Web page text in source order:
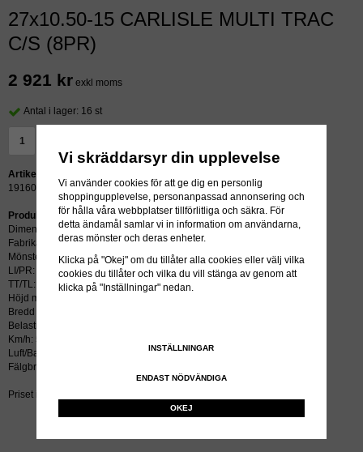
27x10.50-15 CARLISLE MULTI TRAC
C/S (8PR)
2 921 kr exkl moms
Antal i lager: 16 st
Artikelnummer:
19160
Produktbeskrivning:
Dimension: 27x10.50-15
Fabrikat: CARLISLE
Mönster: MULTI TRAC C/S
LI/PR: 8
TT/TL: TL (slang krävs ej)
Höjd mm: 683
Bredd mm: 259
Belastning kg: 850
Km/h: 50
Luft/Bar: 2.0
Fälgbredd tum: 8.5
Priset inkluderar återvinningsavgift!
Vi skräddarsyr din upplevelse
Vi använder cookies för att ge dig en personlig
shoppingupplevelse, personanpassad annonsering och
för hålla våra webbplatser tillförlitliga och säkra. För
detta ändamål samlar vi in information om användarna,
deras mönster och deras enheter.
Klicka på "Okej" om du tillåter alla cookies eller välj vilka
cookies du tillåter och vilka du vill stänga av genom att
klicka på "Inställningar" nedan.
INSTÄLLNINGAR
ENDAST NÖDVÄNDIGA
OKEJ